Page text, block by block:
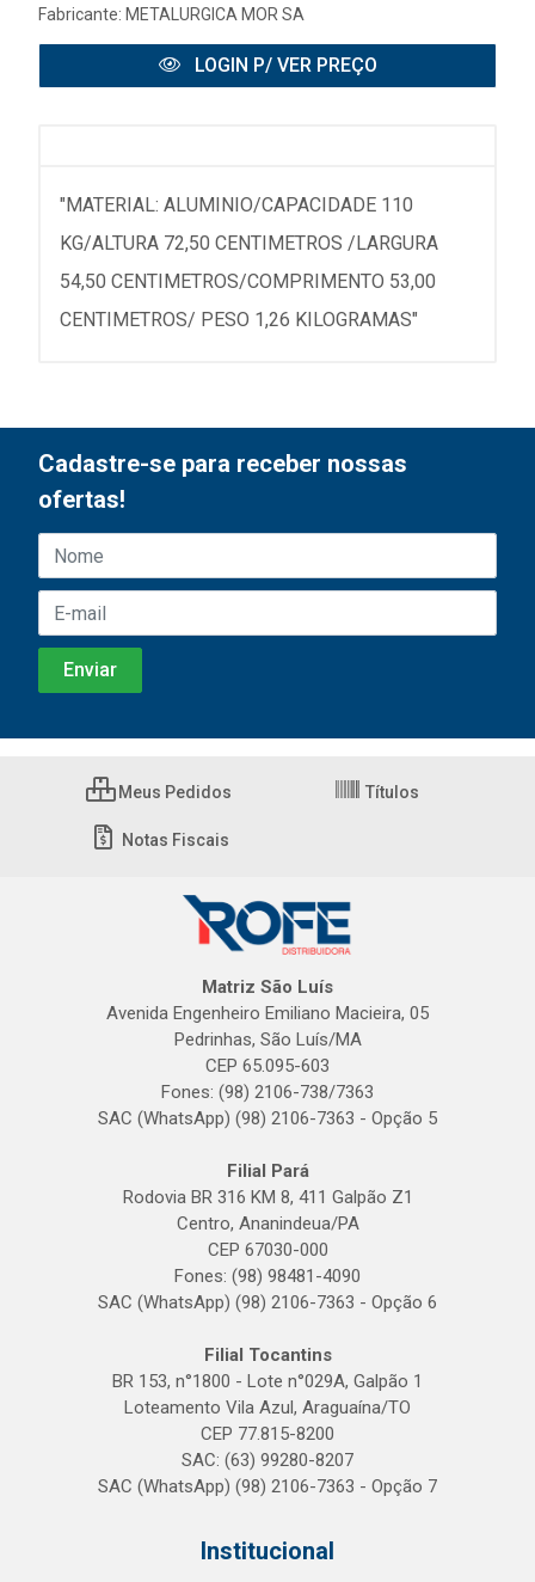
Fabricante: METALURGICA MOR SA
LOGIN P/ VER PREÇO
"MATERIAL: ALUMINIO/CAPACIDADE 110
KG/ALTURA 72,50 CENTIMETROS /LARGURA
54,50 CENTIMETROS/COMPRIMENTO 53,00
CENTIMETROS/ PESO 1,26 KILOGRAMAS"
Cadastre-se para receber nossas
ofertas!
Meus Pedidos Títulos
Notas Fiscais
Matriz São Luís
Avenida Engenheiro Emiliano Macieira, 05
Pedrinhas, São Luís/MA
CEP 65.095-603
Fones: (98) 2106-738/7363
SAC (WhatsApp) (98) 2106-7363 - Opção 5
Filial Pará
Rodovia BR 316 KM 8, 411 Galpão Z1
Centro, Ananindeua/PA
CEP 67030-000
Fones: (98) 98481-4090
SAC (WhatsApp) (98) 2106-7363 - Opção 6
Filial Tocantins
BR 153, n°1800 - Lote n°029A, Galpão 1
Loteamento Vila Azul, Araguaína/TO
CEP 77.815-8200
SAC: (63) 99280-8207
SAC (WhatsApp) (98) 2106-7363 - Opção 7
Institucional